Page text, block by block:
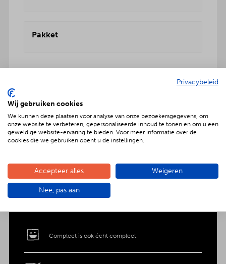
Pakket
Geniet met nóg meer luxe
Verras jouw gezelschap met een extra feestelijke
aankleding op tafel. Voor maar € 2,- per persoon
extra wordt het vlees en de salades in
genieten met nóg meer luxe!
Compleet is ook écht compleet.
Privacybeleid
Wij gebruiken cookies
We kunnen deze plaatsen voor analyse van onze bezoekersgegevens, om
onze website te verbeteren, gepersonaliseerde inhoud te tonen en om u een
geweldige website-ervaring te bieden. Voor meer informatie over de
cookies die we gebruiken opent u de instellingen.
Accepteer alles Weigeren
Nee, pas aan